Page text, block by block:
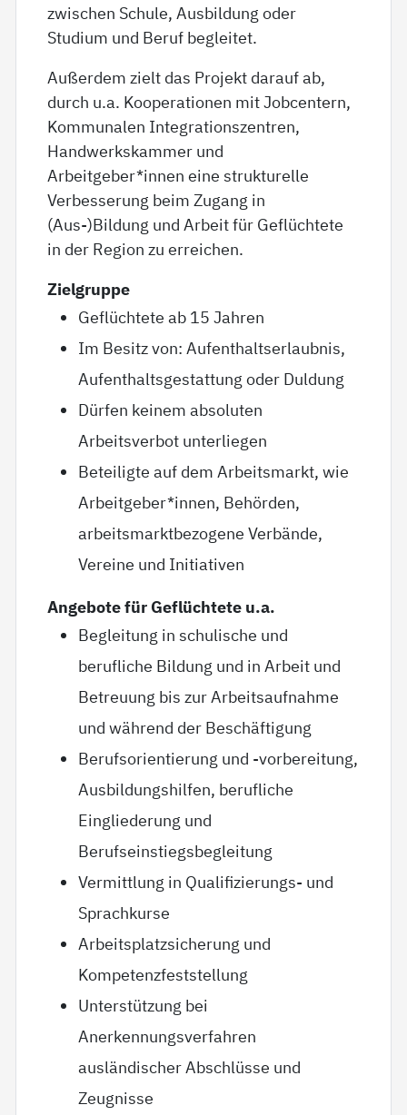
zwischen Schule, Ausbildung oder
Studium und Beruf begleitet.
Außerdem zielt das Projekt darauf ab,
durch u.a. Kooperationen mit Jobcentern,
Kommunalen Integrationszentren,
Handwerkskammer und
Arbeitgeber*innen eine strukturelle
Verbesserung beim Zugang in
(Aus-)Bildung und Arbeit für Geflüchtete
in der Region zu erreichen.
Zielgruppe
Geflüchtete ab 15 Jahren
Im Besitz von: Aufenthaltserlaubnis,
Aufenthaltsgestattung oder Duldung
Dürfen keinem absoluten
Arbeitsverbot unterliegen
Beteiligte auf dem Arbeitsmarkt, wie
Arbeitgeber*innen, Behörden,
arbeitsmarktbezogene Verbände,
Vereine und Initiativen
Angebote für Geflüchtete u.a.
Begleitung in schulische und
berufliche Bildung und in Arbeit und
Betreuung bis zur Arbeitsaufnahme
und während der Beschäftigung
Berufsorientierung und -vorbereitung,
Ausbildungshilfen, berufliche
Eingliederung und
Berufseinstiegsbegleitung
Vermittlung in Qualifizierungs- und
Sprachkurse
Arbeitsplatzsicherung und
Kompetenzfeststellung
Unterstützung bei
Anerkennungsverfahren
ausländischer Abschlüsse und
Zeugnisse